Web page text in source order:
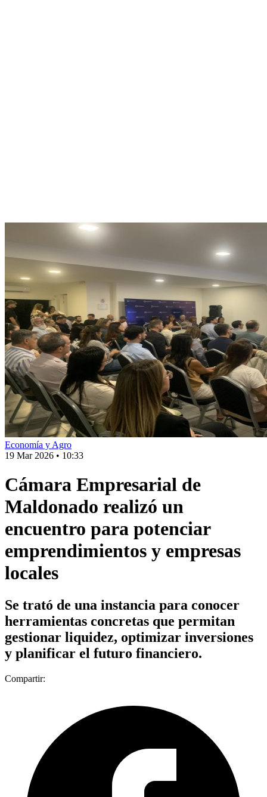
Economía y Agro
19 Mar 2026 • 10:33
Cámara Empresarial de
Maldonado realizó un
encuentro para potenciar
emprendimientos y empresas
locales
Se trató de una instancia para conocer
herramientas concretas que permitan
gestionar liquidez, optimizar inversiones
y planificar el futuro financiero.
Compartir: